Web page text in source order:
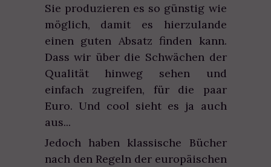
Sie produzieren es so günstig wie
möglich, damit es hierzulande
einen guten Absatz finden kann.
Dass wir über die Schwächen der
Qualität hinweg sehen und
einfach zugreifen, für die paar
Euro. Und cool sieht es ja auch
aus...
Jedoch haben klassische Bücher
nach den Regeln der europäischen